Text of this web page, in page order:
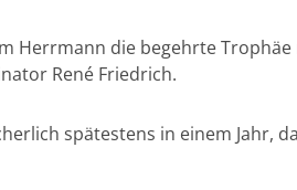
Herrmann die begehrte
René Friedrich.
spätestens in einem Jahr,